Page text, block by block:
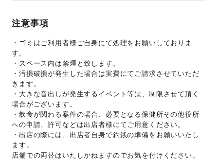
注意事項
・ゴミはご利用者様ご自身にて処理をお願いしておりま
す。
・スペース内は禁煙と致します。
・汚損破損が発生した場合は実費にてご請求させていただ
きます。
・大きな音出しが発生するイベント等は、制限させて頂く
場合がございます。
・飲食が関わる案件の場合、必要となる保健所その他役所
への申請、許可などは出店者様にてご用意ください。
・出店の際には、出店者自身で釣銭の準備をお願いいたし
ます。
店舗での両替はいたしかねますのでお気を付けください。